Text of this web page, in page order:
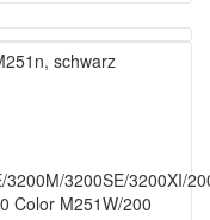
schwarz
3200M/3200SE/3200XI/
Color M251W/200